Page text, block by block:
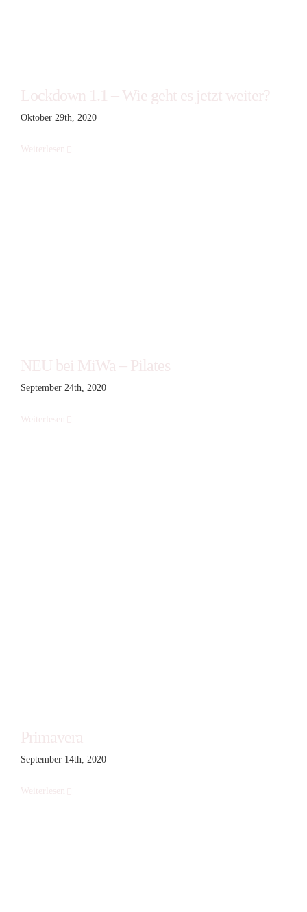
Lockdown 1.1 – Wie geht es jetzt weiter?
Oktober 29th, 2020
Weiterlesen
NEU bei MiWa – Pilates
September 24th, 2020
Weiterlesen
Primavera
September 14th, 2020
Weiterlesen